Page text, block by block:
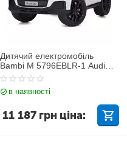
Дитячий електромобіль
Bambi M 5796EBLR-1 Audi
Q7
в наявності
11 187 грн ціна: